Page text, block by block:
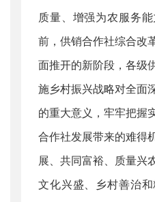
质量、增强为农服务
前，供销合作社综合改
面推开的新阶段，各级
施乡村振兴战略对全面
的重大意义，牢牢把握
合作社发展带来的难得
展、共同富裕、质量兴
文化兴盛、乡村善治